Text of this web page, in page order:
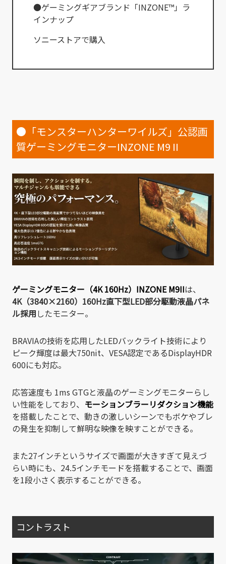
●ゲーミングギアブランド「INZONE™」ラ
インナップ
ソニーストアで購入
●「モンスターハンターワイルズ」公認画
質ゲーミングモニターINZONE M9 II
ゲーミングモニター（4K 160Hz）INZONE M9IIは、
4K（3840×2160）160Hz直下型LED部分駆動液晶パネ
ル採用したモニター。
BRAVIAの技術を応用したLEDバックライト技術により
ピーク輝度は最大750nit、VESA認定であるDisplayHDR
600にも対応。
応答速度も 1ms GTGと液晶のゲーミングモニターらし
い性能をしており、 モーションブラーリダクション機能
を搭載したことで、動きの激しいシーンでもボケやブレ
の発生を抑制して鮮明な映像を映すことができる。
また27インチというサイズで画面が大きすぎて見えづ
らい時にも、24.5インチモードを搭載することで、画面
を1段小さく表示することができる。
コントラスト